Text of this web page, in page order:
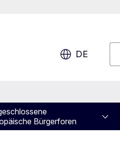
DE
Bürgerforen